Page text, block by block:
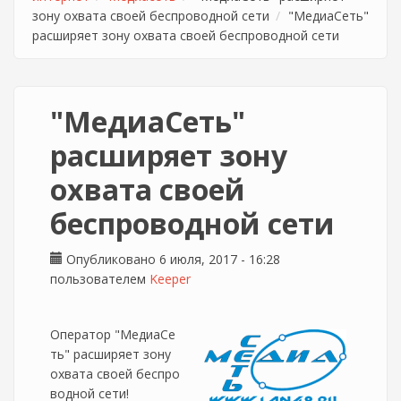
зону охвата своей беспроводной сети
"МедиаСеть"
расширяет зону охвата своей беспроводной сети
"МедиаСеть"
расширяет зону
охвата своей
беспроводной сети
Опубликовано 6 июля, 2017 - 16:28
пользователем Keeper
Оператор "МедиаСе
ть" расширяет зону
охвата своей беспро
водной сети!